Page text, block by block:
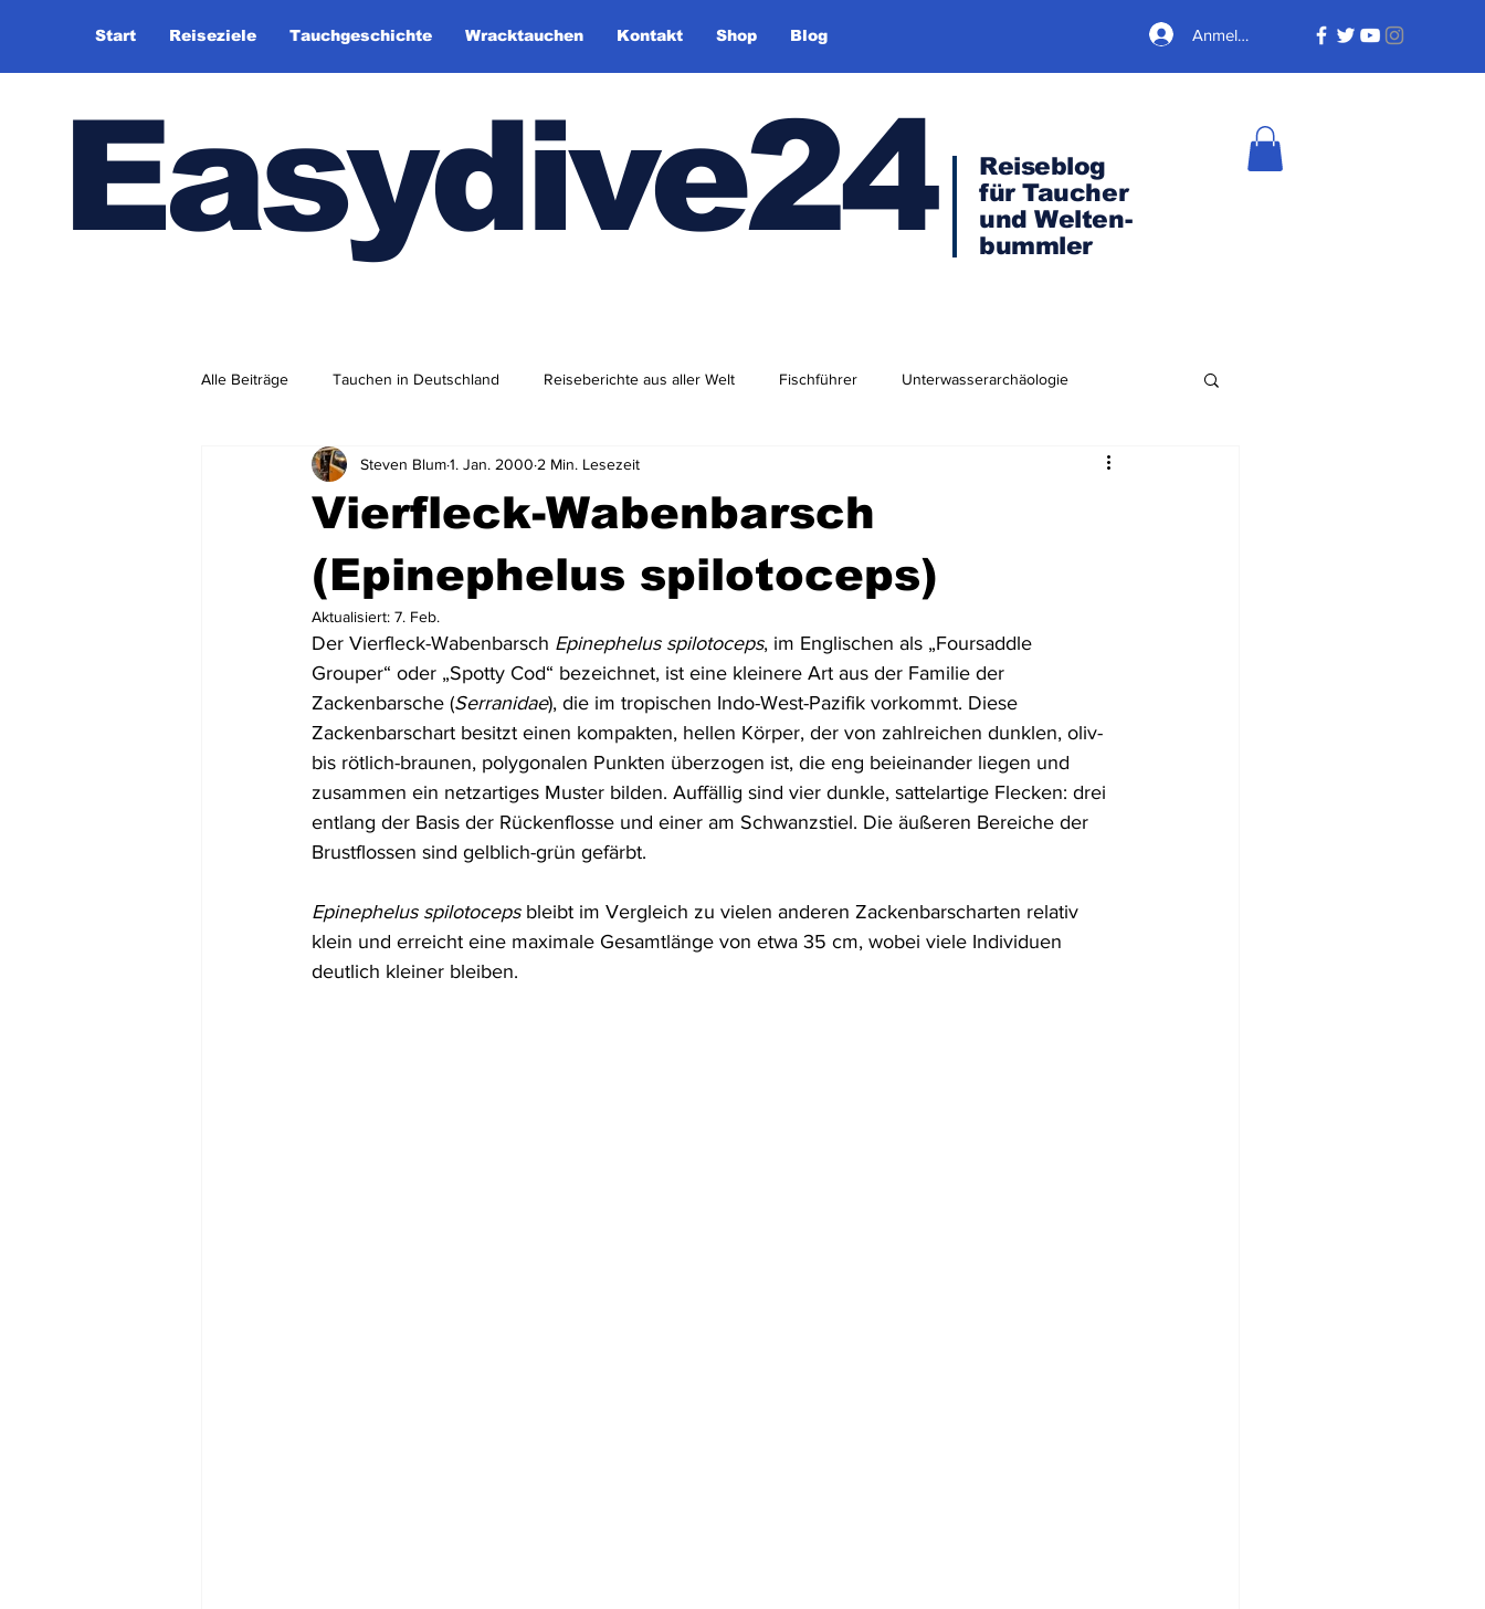
Start Reiseziele Tauchgeschichte Wracktauchen Kontakt Shop Blog Anmelden
Easydive24
Reiseblog
für Taucher
und Welten-
bummler
Alle Beiträge Tauchen in Deutschland Reiseberichte aus aller Welt Fischführer Unterwasserarchäologie
Tauchhistorie TauchsportklubAdlershof Arktis & Antarktis
Mittel- und Südamerika Australien & Neuseeland Wracktauchen Schiffwracks
Dominikanische Republik Schatztauchen Mexiko Kolumbien Puerto Rico US Virgin Islands
St. Lucia Dominica Schottland Jordanien Griechenland Vereinigte Arabische Emirate
Vierfleck-Wabenbarsch
(Epinephelus spilotoceps)
Steven Blum1. Jan. 2000 2 Min. Lesezeit
Aktualisiert: 7. Feb.
Der Vierfleck-Wabenbarsch Epinephelus spilotoceps, im Englischen als „Foursaddle
Grouper“ oder „Spotty Cod“ bezeichnet, ist eine kleinere Art aus der Familie der
Zackenbarsche (Serranidae), die im tropischen Indo-West-Pazifik vorkommt. Diese
Zackenbarschart besitzt einen kompakten, hellen Körper, der von zahlreichen dunklen, oliv-
bis rötlich-braunen, polygonalen Punkten überzogen ist, die eng beieinander liegen und
zusammen ein netzartiges Muster bilden. Auffällig sind vier dunkle, sattelartige Flecken: drei
entlang der Basis der Rückenflosse und einer am Schwanzstiel. Die äußeren Bereiche der
Brustflossen sind gelblich-grün gefärbt.
Epinephelus spilotoceps bleibt im Vergleich zu vielen anderen Zackenbarscharten relativ
klein und erreicht eine maximale Gesamtlänge von etwa 35 cm, wobei viele Individuen
deutlich kleiner bleiben.